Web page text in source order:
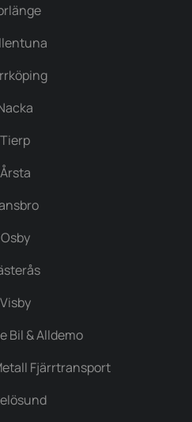
Tierp
Årsta
Osby
Visby
Bil & Alldemo
Fjärrtransport